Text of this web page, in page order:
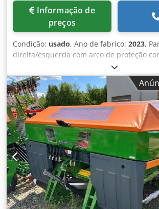
preços
Condição: usado, Ano de fabrico: 2023,
direita/esquerda com arco de proteção
capotamento TS Auto L, dispositivo de
giratório, montado de fábrica. Sensor de
sistema de pesagem eletrônico / ajuste
introdução. Componentes de instalação
pesagem profissional para equipamentos
Iluminação LED traseira manual. Dodpst